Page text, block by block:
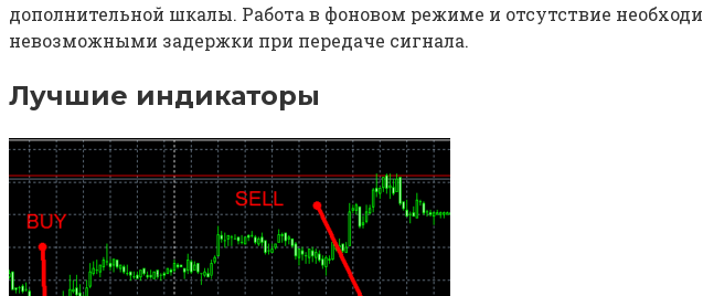
дополнительной шкалы. Работа в фоновом режиме и отсутствие
невозможными задержки при передаче сигнала.
Лучшие индикаторы